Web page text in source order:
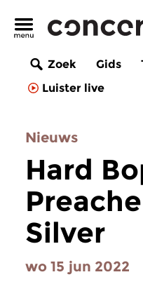
Zoek Gids
Luister live
Nieuws
Hard
Silver
wo 15 jun 2022